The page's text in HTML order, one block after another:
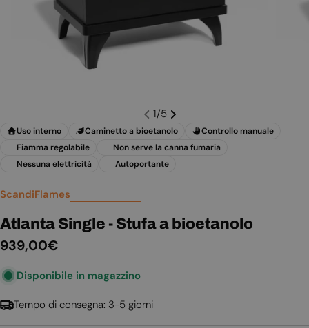
1/5
Uso interno Caminetto a bioetanolo
Controllo manuale
Fiamma regolabile
Non serve la canna fumaria
Nessuna elettricità
Autoportante
ScandiFlames
Atlanta Single - Stufa a bioetanolo
Prezzo
939,00€
Disponibile in magazzino
Tempo di consegna: 3-5 giorni